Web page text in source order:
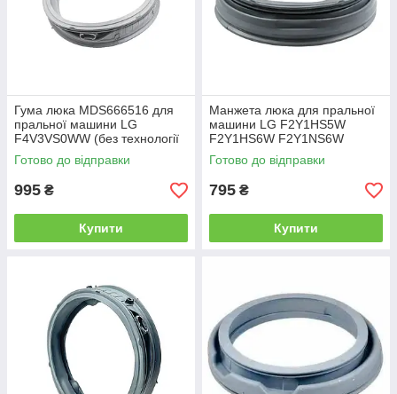
Гума люка MDS666516 для
пральної машини LG
F4V3VS0WW (без технології
TurboWash™ 360)
Готово до відправки
995 ₴
Купити
Манжета люка для пральної
машини LG F2Y1HS5W
F2Y1HS6W F2Y1NS6W
Оригінал
Готово до відправки
795 ₴
Купити